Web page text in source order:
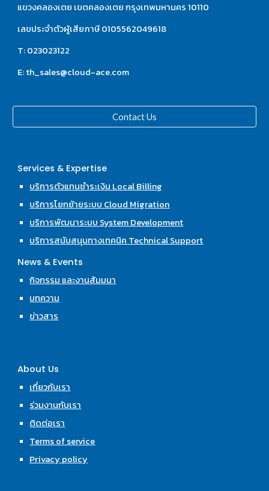
แขวงคลองเตย เขตคลองเตย กรุงเทพมหานคร 10110
เลขประจำตัวผู้เสียภาษี 0105562049618
T: 023023122
E: th_sales@cloud-ace.com
Contact Us
Services & Expertise
บริการตัวแทนชำระเงิน Local Billing
บริการโยกย้ายระบบ Cloud Migration
บริการพัฒนาระบบ System Development
บริการสนับสนุนทางเทคนิค Technical Support
News & Events
กิจกรรม และงานสัมมนา
บทความ
ข่าวสาร
About Us
เกี่ยวกับเรา
ร่วมงานกับเรา
ติดต่อเรา
Terms of service
Privacy policy